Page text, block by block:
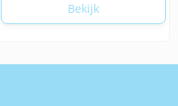
Bekijk